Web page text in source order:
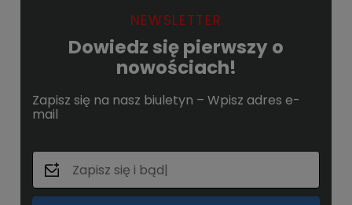
NEWSLETTER
Dowiedz się pierwszy o
nowościach!
Zapisz się na nasz biuletyn – Wpisz adres e-
mail